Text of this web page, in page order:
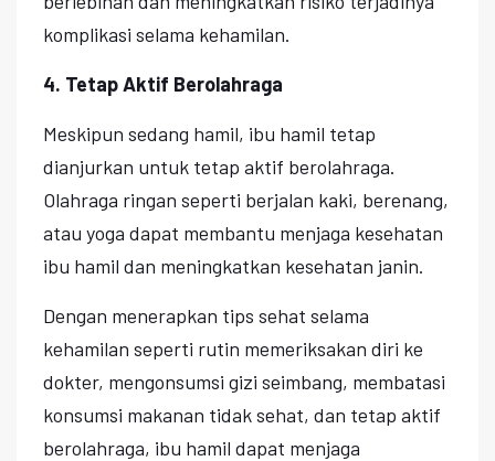
komplikasi selama kehamilan.
4. Tetap Aktif Berolahraga
Meskipun sedang hamil, ibu hamil tetap
dianjurkan untuk tetap aktif berolahraga.
Olahraga ringan seperti berjalan kaki, berenang,
atau yoga dapat membantu menjaga kesehatan
ibu hamil dan meningkatkan kesehatan janin.
Dengan menerapkan tips sehat selama
kehamilan seperti rutin memeriksakan diri ke
dokter, mengonsumsi gizi seimbang, membatasi
konsumsi makanan tidak sehat, dan tetap aktif
berolahraga, ibu hamil dapat menjaga